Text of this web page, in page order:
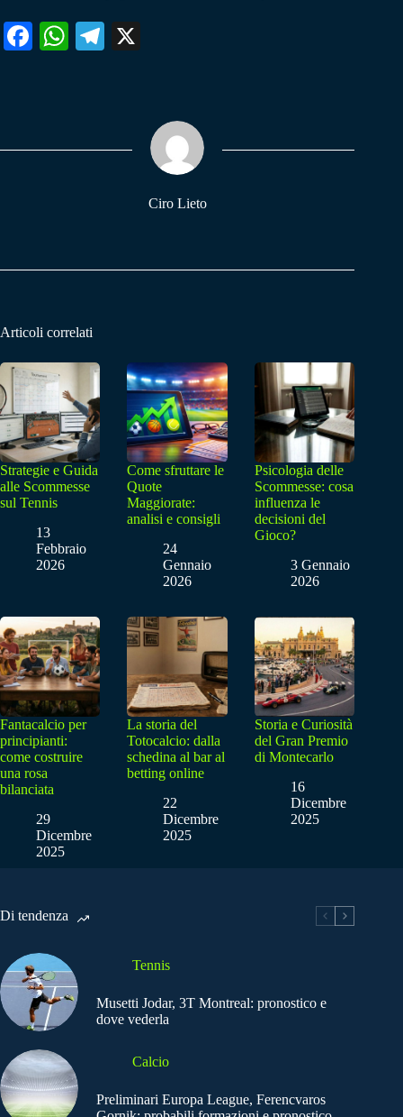
Fa W
pp
Te
m
Ciro Lieto
Articoli correlati
Strategie e Guida
alle Scommesse
sul Tennis
13
Febbraio
2026
Come sfruttare le
Quote
Maggiorate:
analisi e consigli
24
Gennaio
2026
Psicologia delle
Scommesse: cosa
influenza le
decisioni del
Gioco?
3 Gennaio
2026
Fantacalcio per
principianti:
come costruire
una rosa
bilanciata
29
Dicembre
2025
La storia del
Totocalcio: dalla
schedina al bar al
betting online
22
Dicembre
2025
Storia e Curiosità
del Gran Premio
di Montecarlo
16
Dicembre
2025
Di tendenza
Tennis
Musetti Jodar, 3T Montreal: pronostico e
dove vederla
Calcio
Preliminari Europa League, Ferencvaros